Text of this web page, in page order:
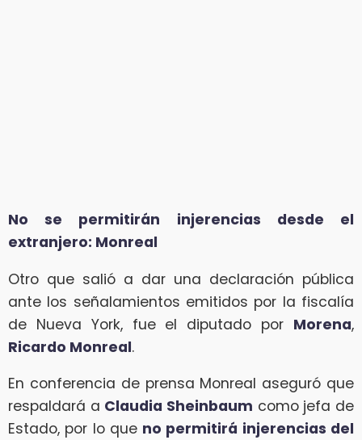
No se permitirán injerencias desde el
extranjero: Monreal
Otro que salió a dar una declaración pública
ante los señalamientos emitidos por la fiscalía
de Nueva York, fue el diputado por Morena,
Ricardo Monreal.
En conferencia de prensa Monreal aseguró que
respaldará a Claudia Sheinbaum como jefa de
Estado, por lo que no permitirá injerencias del